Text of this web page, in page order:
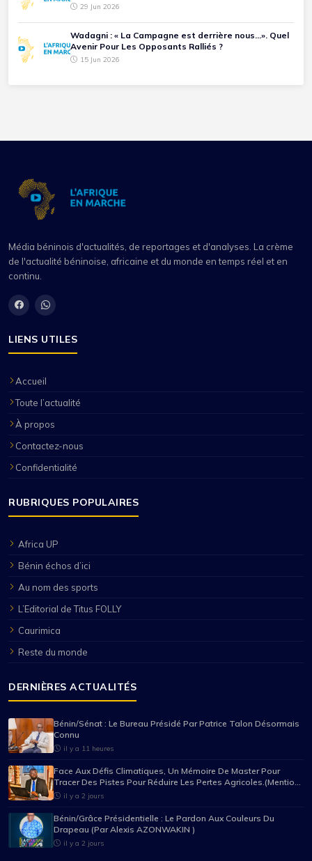
29 Jun 2026
Wadagni : « La Campagne est derrière nous...». Quel
Avenir Pour Les Opposants Ralliés ?
15 Jun 2026
Média béninois d'actualités, de reportages et d'analyses. La crème
de l'actualité béninoise, africaine et du monde en temps réel et en
continu.
LIENS UTILES
Accueil
Toute l’actualité
À propos
Contactez-nous
Confidentialité
RUBRIQUES POPULAIRES
Africa UP
Bénin échos d’ici
Au nom des sports
L’Editorial de Titus FOLLY
Caurimica
Reste du monde
DERNIÈRES ACTUALITÉS
Bénin/Sénat : Le Bureau Présidé Par Patrice Talon Désormais
Connu
il y a 11 heures
Face Aux Défis Climatiques, Un Mémoire De Master Pour
Tracer Des Pistes Pour Réduire Les Pertes Agricoles.(Mention
Très Bien Pour Mario Pancrace Sossou-Houessou)
il y a 2 jours
Bénin/Grâce Présidentielle : Le Pardon Aux Couleurs Du
Drapeau (Par Alexis AZONWAKIN )
il y a 2 jours